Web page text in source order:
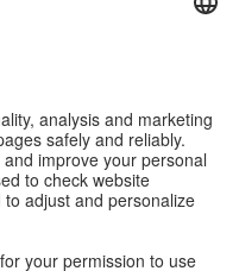
පාඨමාලා